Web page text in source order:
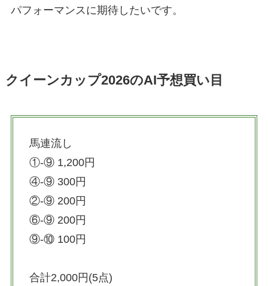
パフォーマンスに期待したいです。
クイーンカップ2026のAI予想買い目
馬連流し
①-⑨ 1,200円
④-⑨ 300円
②-⑨ 200円
⑥-⑨ 200円
⑨-⑩ 100円
合計2,000円(5点)